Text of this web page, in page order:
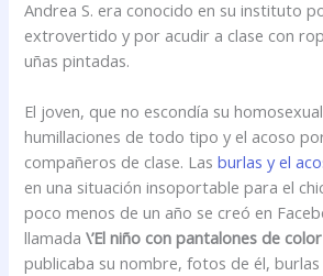
Andrea S. era conocido en su instituto
extrovertido y por acudir a clase con
uñas pintadas.
El joven, que no escondía su
humillaciones de todo tipo y el acoso
compañeros de clase. Lasburlas y el
en una situación insoportable para el
poco menos de un año se creó en
llamada \’El niño con pantalones de color
publicaba su nombre, fotos de él,